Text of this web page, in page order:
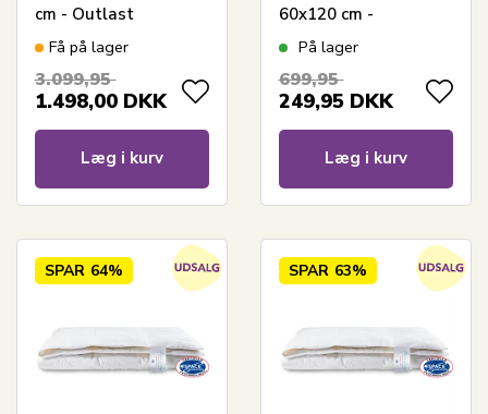
cm - Outlast
technology dyne -
Temperature Control
Få på lager
3.099,95
1.498,00 DKK
Læg i kurv
60x120 cm -
Madrasbeskyttende
Zone Temperature
Control
På lager
699,95
249,95 DKK
Læg i kurv
SPAR 64% SPAR 63%